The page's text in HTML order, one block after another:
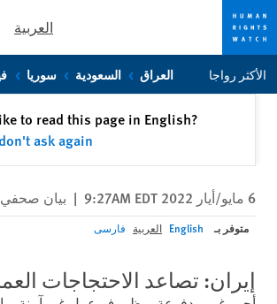
Skip
to
Skip
to
العربية
الأكثر رواجا العراق السعودية سوريا
to read this page in English?
ask again
6 مايو/أيار 2022 9:27AM EDT | بيان صحفي
متوفر بـ English العربية فارسی
إيران: تصاعد الاحتجاجات